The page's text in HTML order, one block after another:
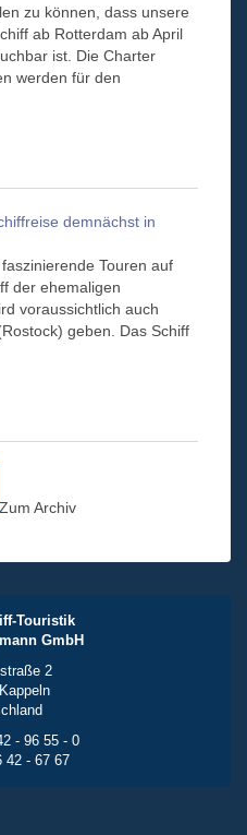
zu können, dass unsere
ab Rotterdam ab April
ist. Die Charter
werden für den
demnächst in
Touren auf
der ehemaligen
voraussichtlich auch
geben. Das Schiff
Zum Archiv
Touristik
GmbH
2
- 96 55 - 0
42 - 67 67